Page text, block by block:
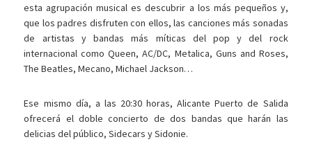
esta agrupación musical es descubrir a los más pequeños y,
que los padres disfruten con ellos, las canciones más sonadas
de artistas y bandas más míticas del pop y del rock
internacional como Queen, AC/DC, Metalica, Guns and Roses,
The Beatles, Mecano, Michael Jackson…
Ese mismo día, a las 20:30 horas, Alicante Puerto de Salida
ofrecerá el doble concierto de dos bandas que harán las
delicias del público, Sidecars y Sidonie.